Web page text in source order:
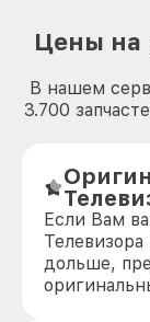
Цены на
В нашем
3.700
Если Вам
дольше,